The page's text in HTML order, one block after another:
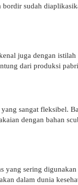
sudah
juga dengan
dari produksi
sangat fleksibel.
dengan bahan
yang sering
dalam dunia